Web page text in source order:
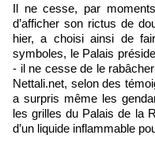
Il ne cesse, par
d’afficher son rictus de
hier, a choisi ainsi de
symboles, le Palais
- il ne cesse de le
Nettali.net, selon des
a surpris même les
les grilles du Palais de la
d’un liquide inflammable